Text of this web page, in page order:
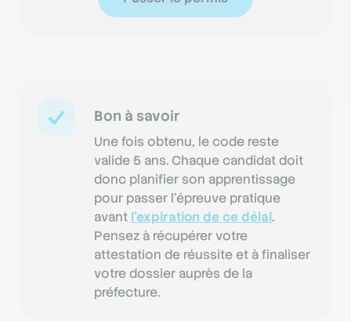
Bon à savoir
Une fois obtenu, le code reste
valide 5 ans. Chaque candidat doit
donc planifier son apprentissage
pour passer l’épreuve pratique
avant l’expiration de ce délai.
Pensez à récupérer votre
attestation de réussite et à finaliser
votre dossier auprès de la
préfecture.